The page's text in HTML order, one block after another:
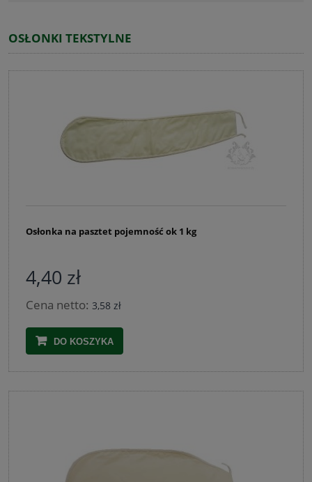
OSŁONKI TEKSTYLNE
Osłonka na pasztet pojemność ok 1 kg
4,40 zł
Cena netto: 3,58 zł
DO KOSZYKA